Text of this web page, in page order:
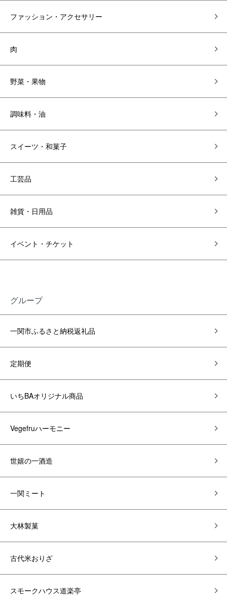
ファッション・アクセサリー
肉
野菜・果物
調味料・油
スイーツ・和菓子
工芸品
雑貨・日用品
イベント・チケット
グループ
一関市ふるさと納税返礼品
定期便
いちBAオリジナル商品
Vegefruハーモニー
世嬉の一酒造
一関ミート
大林製菓
古代米おりざ
スモークハウス道楽亭